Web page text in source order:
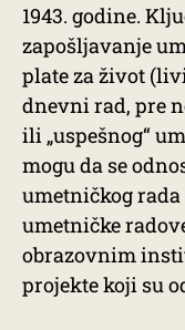
1943. godine.
zapošljavanje
plate za život
dnevni rad, pre
ili „uspešnog“
mogu da se
umetničkog
umetničke
obrazovnim
projekte koji su